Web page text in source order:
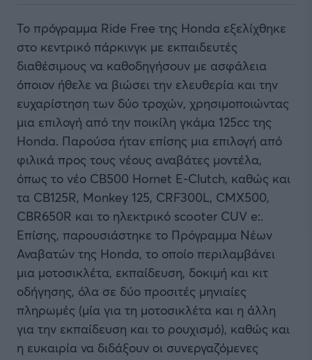
Το πρόγραμμα Ride Free της Honda εξελίχθηκε
στο κεντρικό πάρκινγκ με εκπαιδευτές
διαθέσιμους να καθοδηγήσουν με ασφάλεια
όποιον ήθελε να βιώσει την ελευθερία και την
ευχαρίστηση των δύο τροχών, χρησιμοποιώντας
μια επιλογή από την ποικίλη γκάμα 125cc της
Honda. Παρούσα ήταν επίσης μια επιλογή από
φιλικά προς τους νέους αναβάτες μοντέλα,
όπως το νέο CB500 Hornet E-Clutch, καθώς και
τα CB125R, Monkey 125, CRF300L, CMX500,
CBR650R και το ηλεκτρικό scooter CUV e:.
Επίσης, παρουσιάστηκε το Πρόγραμμα Νέων
Αναβατών της Honda, το οποίο περιλαμβάνει
μια μοτοσικλέτα, εκπαίδευση, δοκιμή και κιτ
οδήγησης, όλα σε δύο προσιτές μηνιαίες
πληρωμές (μία για τη μοτοσικλέτα και η άλλη
για την εκπαίδευση και το ρουχισμό), καθώς και
η ευκαιρία να διδάξουν οι συνεργαζόμενες